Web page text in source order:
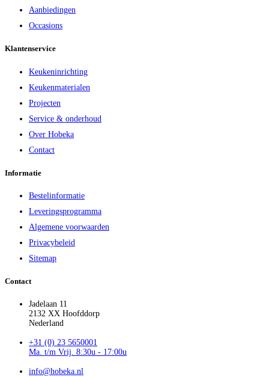
Aanbiedingen
Occasions
Klantenservice
Keukeninrichting
Keukenmaterialen
Projecten
Service & onderhoud
Over Hobeka
Contact
Informatie
Bestelinformatie
Leveringsprogramma
Algemene voorwaarden
Privacybeleid
Sitemap
Contact
Jadelaan 11
2132 XX Hoofddorp
Nederland
+31 (0) 23 5650001
Ma. t/m Vrij. 8:30u - 17:00u
info@hobeka.nl